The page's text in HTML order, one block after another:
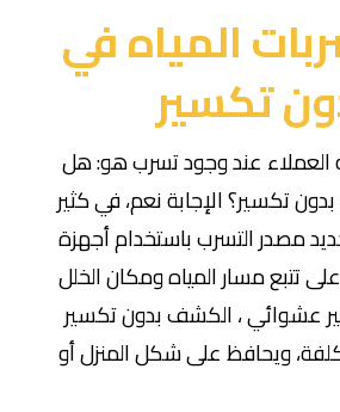
المياه في
تكسير
عند وجود تسرب هو: هل
تكسير؟ الإجابة نعم، في كثير
مصدر التسرب باستخدام أجهزة
تتبع مسار المياه ومكان الخلل
عشوائي ،الكشف بدون تكسير
ويحافظ على شكل المنزل أو